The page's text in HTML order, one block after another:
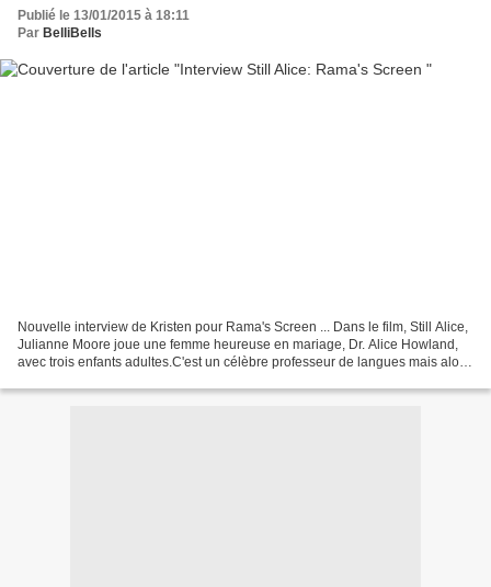
Publié le 13/01/2015 à 18:11
Par BelliBells
Nouvelle interview de Kristen pour Rama's Screen ... Dans le film, Still Alice,
Julianne Moore joue une femme heureuse en mariage, Dr. Alice Howland,
avec trois enfants adultes.C'est un célèbre professeur de langues mais alors